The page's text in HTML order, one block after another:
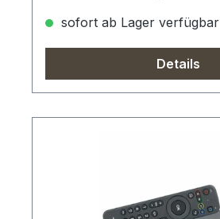
sofort ab Lager verfügbar
Details